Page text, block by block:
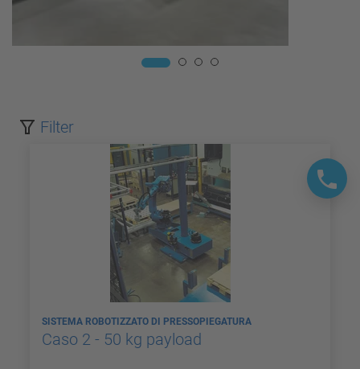
Filter
SISTEMA ROBOTIZZATO DI PRESSOPIEGATURA
Caso 2 - 50 kg payload